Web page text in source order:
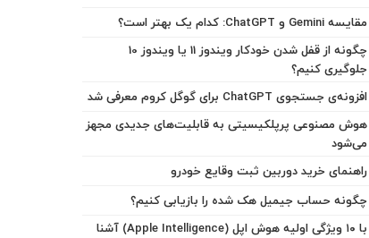
مقایسه Gemini و ChatGPT: کدام یک بهتر است؟
چگونه از قفل شدن خودکار ویندوز 11 یا ویندوز 10
جلوگیری کنیم؟
افزونه‌ی جستجوی ChatGPT برای گوگل کروم معرفی شد
هوش مصنوعی پرپلکیسیتی به قابلیت‌های جدیدی مجهز
می‌شود
راهنمای خرید دوربین ثبت وقایع خودرو
چگونه حساب جیمیل هک شده را بازیابی کنیم؟
با ۱۰ ویژگی اولیه هوش اپل (Apple Intelligence) آشنا